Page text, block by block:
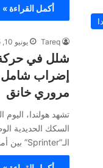
أكمل القراءة »
Tareq يونيو 10, 2025
شلل في حركة
إضراب شامل
مروري خانق
تشهد هولندا، اليوم
السكك الحديدية
الـ”Sprinter” بين أمستردام…